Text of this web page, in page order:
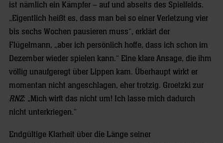
ist nämlich ein Kämpfer – auf und abseits des Spielfelds.
„Eigentlich heißt es, dass man bei so einer Verletzung vier
bis sechs Wochen pausieren muss“, erklärt der
Flügelmann, „aber ich persönlich hoffe, dass ich schon im
Dezember wieder spielen kann.“ Eine klare Ansage, die ihm
völlig unaufgeregt über Lippen kam. Überhaupt wirkt er
momentan nicht angeschlagen, eher trotzig. Groetzki zur
RNZ: „Mich wirft das nicht um! Ich lasse mich dadurch
nicht unterkriegen.“
Endgültige Klarheit über die Länge seiner